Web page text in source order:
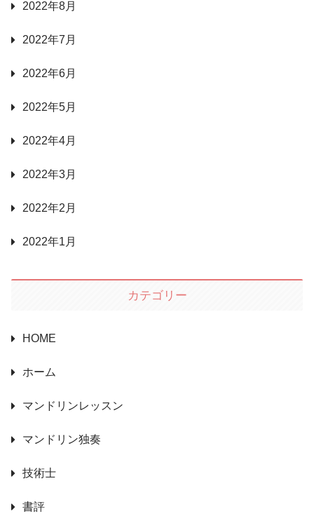
2022年8月
2022年7月
2022年6月
2022年5月
2022年4月
2022年3月
2022年2月
2022年1月
カテゴリー
HOME
ホーム
マンドリンレッスン
マンドリン独奏
技術士
書評